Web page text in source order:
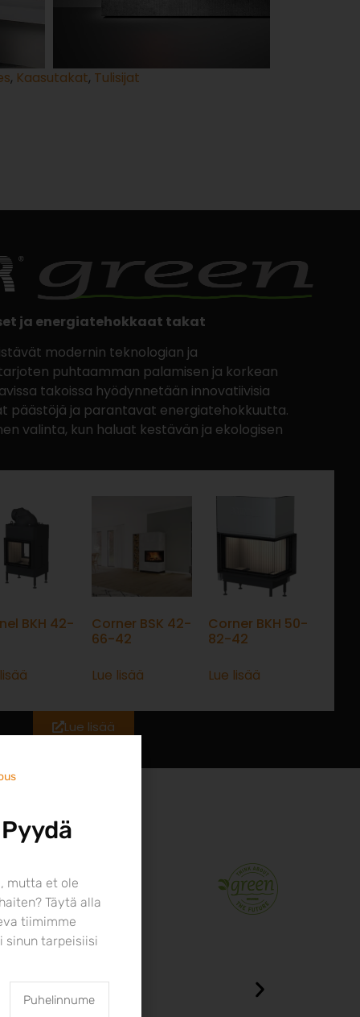
, Kaasutakat, Tulisijat
ja energiatehokkaat takat
modernin teknologian ja
puhtaamman palamisen ja korkean
takoissa hyödynnetään innovatiivisia
päästöjä ja parantavat energiatehokkuutta.
valinta, kun haluat kestävän ja ekologisen
BKH 42-
Corner BSK 42-
66-42
Lue lisää
Corner BKH 50-
82-42
Lue lisää
Lue lisää
mutta et ole
Täytä alla
tiimimme
sinun tarpeisiisi